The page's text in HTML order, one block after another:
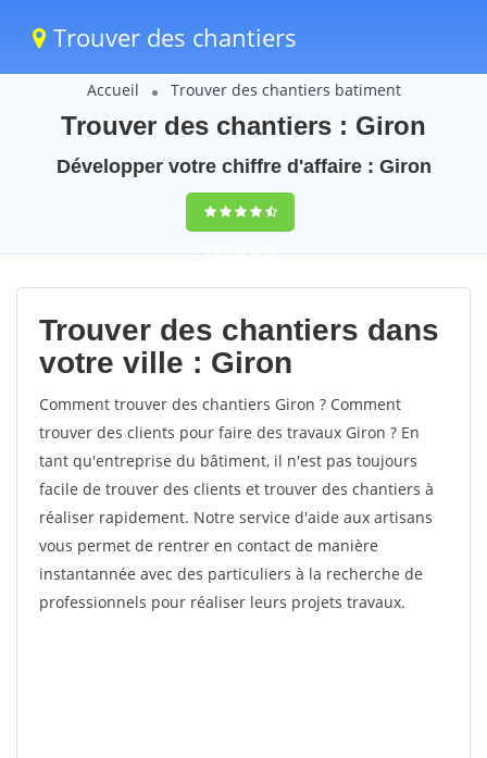
Trouver des chantiers
Accueil Trouver des chantiers batiment
Trouver des chantiers : Giron
Développer votre chiffre d'affaire : Giron
9,5(100%)59
votes
Trouver des chantiers dans
votre ville : Giron
Comment trouver des chantiers Giron ? Comment
trouver des clients pour faire des travaux Giron ? En
tant qu'entreprise du bâtiment, il n'est pas toujours
facile de trouver des clients et trouver des chantiers à
réaliser rapidement. Notre service d'aide aux artisans
vous permet de rentrer en contact de manière
instantannée avec des particuliers à la recherche de
professionnels pour réaliser leurs projets travaux.